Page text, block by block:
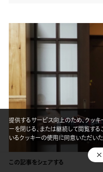
この記事をシェアする
提供するサービス向上のため、クッキ
ーを閉じる、または継続して閲覧する
いるクッキーの使用に同意いただい